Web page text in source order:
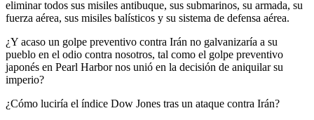
eliminar todos sus misiles antibuque, sus submarinos, su armada, su
fuerza aérea, sus misiles balísticos y su sistema de defensa aérea.
¿Y acaso un golpe preventivo contra Irán no galvanizaría a su
pueblo en el odio contra nosotros, tal como el golpe preventivo
japonés en Pearl Harbor nos unió en la decisión de aniquilar su
imperio?
¿Cómo luciría el índice Dow Jones tras un ataque contra Irán?